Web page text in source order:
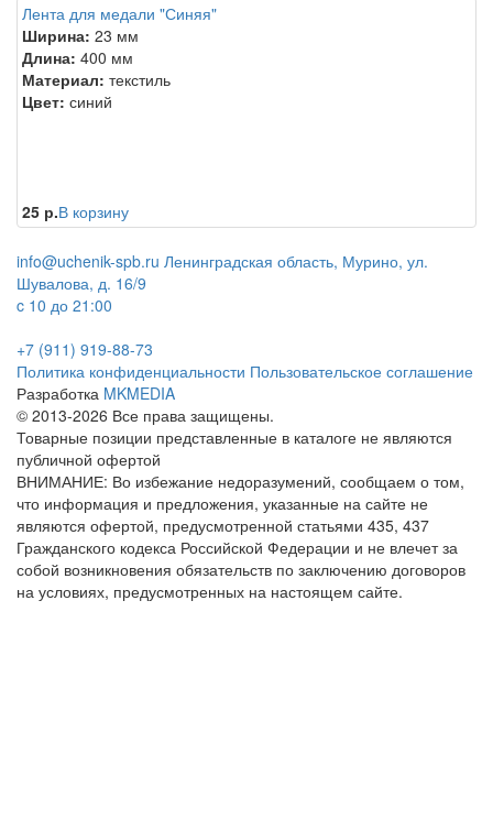
Лента для медали "Синяя"
Ширина: 23 мм
Длина: 400 мм
Материал: текстиль
Цвет: синий
25 р.В корзину
info@uchenik-spb.ru Ленинградская область, Мурино, ул.
Шувалова, д. 16/9
c 10 до 21:00
+7 (911) 919-88-73
Политика конфиденциальности Пользовательское соглашение
Разработка MKMEDIA
© 2013-2026 Все права защищены.
Товарные позиции представленные в каталоге не являются
публичной офертой
ВНИМАНИЕ: Во избежание недоразумений, сообщаем о том,
что информация и предложения, указанные на сайте не
являются офертой, предусмотренной статьями 435, 437
Гражданского кодекса Российской Федерации и не влечет за
собой возникновения обязательств по заключению договоров
на условиях, предусмотренных на настоящем сайте.